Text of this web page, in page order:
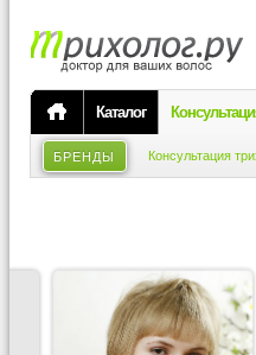
Каталог
БРЕНДЫ Консультация